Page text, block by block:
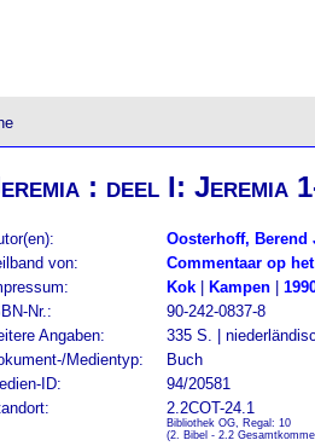
: deel I: Jeremia
Oosterhoff, Berend
von:
Commentaar op
Kok Kampen
Nr.:
90-242-0837-8
Angaben:
335 S. |
Medientyp:
Buch
ID:
94/20581
2.2COT-24.1
Bibliothek OG, Regal: 10
(2. Bibel - 2.2